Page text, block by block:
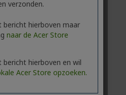
verzonden.
bericht hierboven maar
naar de Acer Store
bericht hierboven en wil
Acer Store opzoeken.